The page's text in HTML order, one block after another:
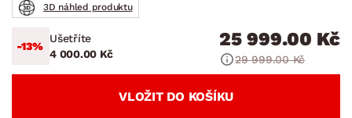
3D náhled produktu
-13%
Ušetříte
4 000.00 Kč
25 999.00 Kč
29 999.00 Kč
VLOŽIT DO KOŠÍKU